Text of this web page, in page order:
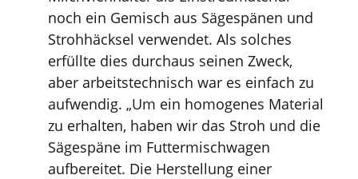
noch ein Gemisch aus Sägespänen und
Strohhäcksel verwendet. Als solches
erfüllte dies durchaus seinen Zweck,
aber arbeitstechnisch war es einfach zu
aufwendig. „Um ein homogenes Material
zu erhalten, haben wir das Stroh und die
Sägespäne im Futtermischwagen
aufbereitet. Die Herstellung einer